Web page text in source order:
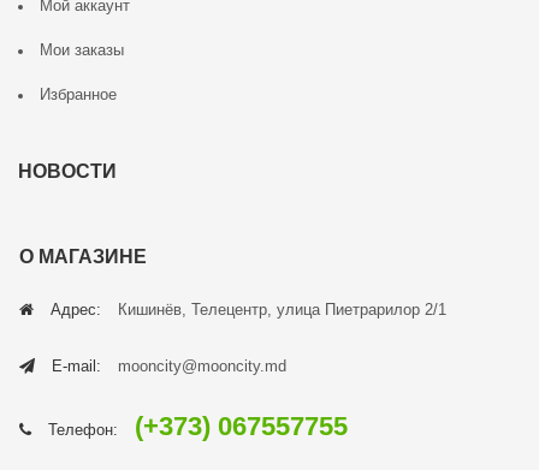
Мой аккаунт
Мои заказы
Избранное
НОВОСТИ
О МАГАЗИНЕ
Адрес: Кишинёв, Телецентр, улица Пиетрарилор 2/1
E-mail: mooncity@mooncity.md
Телефон: (+373) 067557755